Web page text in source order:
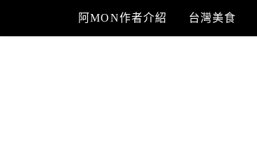
content
阿MON作者介紹 台灣美食